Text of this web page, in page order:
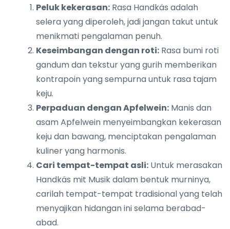
Peluk kekerasan: Rasa Handkäs adalah
selera yang diperoleh, jadi jangan takut untuk
menikmati pengalaman penuh.
Keseimbangan dengan roti: Rasa bumi roti
gandum dan tekstur yang gurih memberikan
kontrapoin yang sempurna untuk rasa tajam
keju.
Perpaduan dengan Apfelwein: Manis dan
asam Apfelwein menyeimbangkan kekerasan
keju dan bawang, menciptakan pengalaman
kuliner yang harmonis.
Cari tempat-tempat asli: Untuk merasakan
Handkäs mit Musik dalam bentuk murninya,
carilah tempat-tempat tradisional yang telah
menyajikan hidangan ini selama berabad-
abad.